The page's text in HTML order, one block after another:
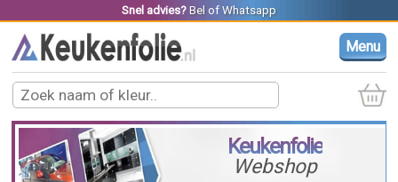
Snel advies? Belof Whatsapp
Menu
Keukenfolie
Webshop